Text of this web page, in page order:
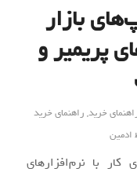
بازار
پریمیر و
خرید, راهنمای خرید
ادمین